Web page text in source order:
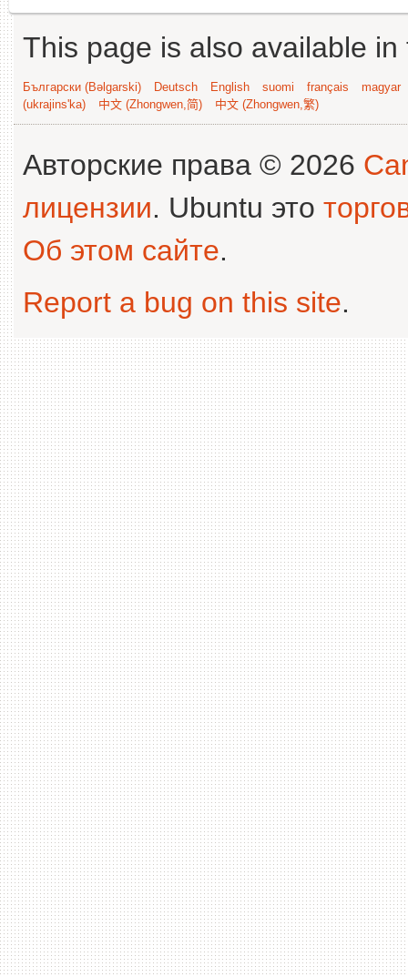
This page is also available
Български (Bəlgarski) Deutsch English suomi français
magyar
(ukrajins'ka)
中文 (Zhongwen,简) 中文 (Zhongwen,繁)
Авторские права © 2026
лицензии. Ubuntu это
Об этом сайте.
Report a bug on this site.